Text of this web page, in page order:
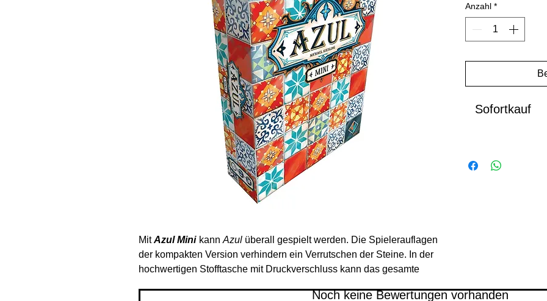
MitAzul Mini kann Azul überall gespielt werden. Die Spielerauflagen
der kompakten Version verhindern ein Verrutschen der Steine. In der
hochwertigen Stofftasche mit Druckverschluss kann das gesamte
Azul-Erlebnis nun auch auf
Anzahl *
Sofortkauf
Noch keine Bewertungen vorhanden